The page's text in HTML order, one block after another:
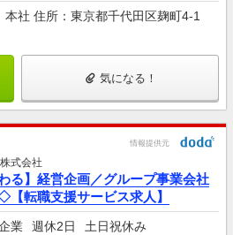
本社 住所：東京都千代田区麹町4-1
気になる！
情報提供元
式会社
る】経営企画／グループ事業会社
転職支援サービス求人】
業 週休2日
土日祝休み